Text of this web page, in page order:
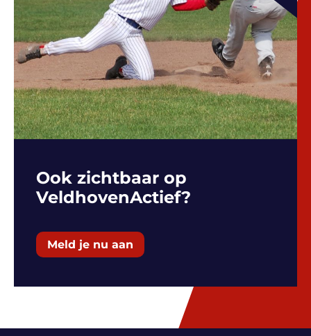
Ook zichtbaar op
VeldhovenActief?
Meld je nu aan